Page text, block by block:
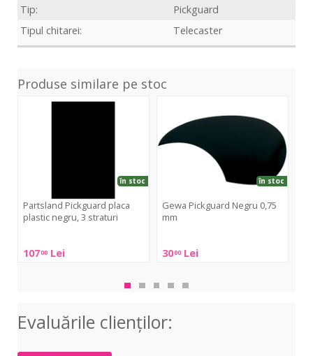
Tip:
Pickguard
Tipul chitarei:
Telecaster
Produse similare pe stoc
Pickguard
Partsland Pickguard placa
plastic negru, 3 straturi
10700 Lei
în stoc
Pickguard
3
straturi
0,75
mm
Gewa Pickguard Negru 0,75
mm
3000 Lei
în stoc
Pickguard
0,75
Evaluările clienţilor: